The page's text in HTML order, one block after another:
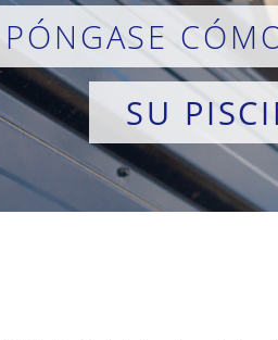
PÓNGASE
SU